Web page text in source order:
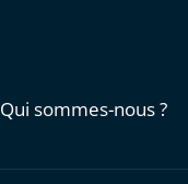
Qui sommes-nous ?